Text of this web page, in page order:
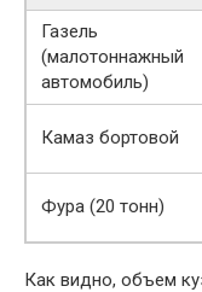
Газель
(малотоннажный
автомобиль)
Камаз бортовой
Фура (20 тонн)
Как видно, объем